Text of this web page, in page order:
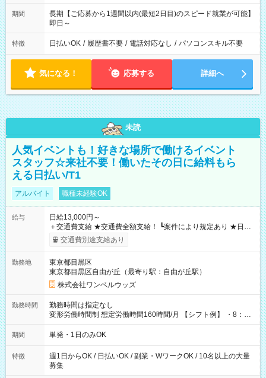
期間
長期【ご応募から1週間以内(最短2日目)のスピード就業が可能】
即日～
特徴 日払いOK / 履歴書不要 / 電話対応なし / パソコンスキル不要
気になる！ 応募する 詳細へ
未読
人気イベントも！好きな場所で働けるイベント
スタッフ☆来社不要！働いたその日に給料もら
える日払い/T1
アルバイト 職種未経験OK
給与
日給13,000円～
＋交通費支給 ★交通費全額支給！ ┗案件により規定あり ★日払
いOK！（規定あり） ┗働いたその日に現金GET♪ お仕事後はコ
ンビニATMから 日払い分を引き落とせます！ 【試用期間】試
交通費別途支給あり
勤務地
東京都目黒区
東京都目黒区自由が丘（最寄り駅：自由が丘駅）
株式会社ワンベルウッズ
勤務時間
勤務時間は指定なし
変形労働時間制 想定労働時間160時間/月 【シフト例】 ・8：00
～21：00
期間 単発・1日のみOK
特徴
週1日からOK / 日払いOK / 副業・WワークOK / 10名以上の大量
募集